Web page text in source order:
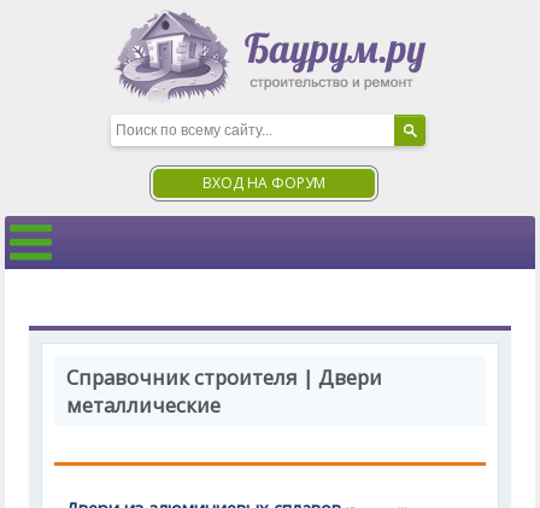
ВХОД НА ФОРУМ
Справочник строителя | Двери
металлические